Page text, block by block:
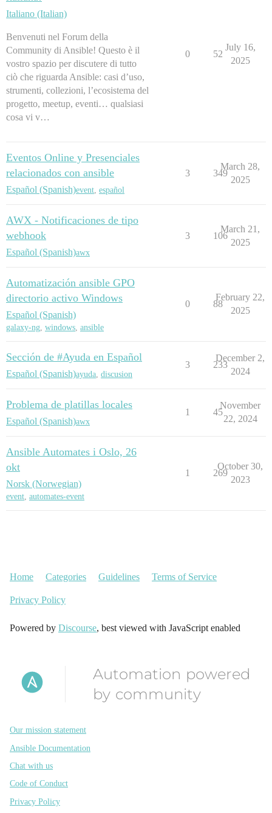
Italiano (Italian)
Benvenuti nel Forum della
Community di Ansible! Questo è il
vostro spazio per discutere di tutto
ciò che riguarda Ansible: casi d’uso,
strumenti, collezioni, l’ecosistema del
progetto, meetup, eventi… qualsiasi
cosa vi v…
0 52
July 16,
2025
Eventos Online y Presenciales
relacionados con ansible
Español (Spanish)event español
3 349
March 28,
2025
AWX - Notificaciones de tipo
webhook
Español (Spanish)awx
3 106
March 21,
2025
Automatización ansible GPO
directorio activo Windows
Español (Spanish)
galaxy-ng, windows, ansible
0 88
February 22,
2025
Sección de #Ayuda en Español
Español (Spanish)ayuda discusion
3 233
December 2,
2024
Problema de platillas locales
Español (Spanish)awx
1 45
November
22, 2024
Ansible Automates i Oslo, 26
okt
Norsk (Norwegian)
event, automates-event
1 269
October 30,
2023
Home Categories Guidelines Terms of Service
Privacy Policy
Powered by Discourse, best viewed with JavaScript enabled
Automation powered
by community
Our mission statement
Ansible Documentation
Chat with us
Code of Conduct
Privacy Policy